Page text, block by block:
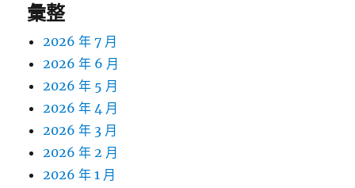
彙整
2026 年 7 月
2026 年 6 月
2026 年 5 月
2026 年 4 月
2026 年 3 月
2026 年 2 月
2026 年 1 月